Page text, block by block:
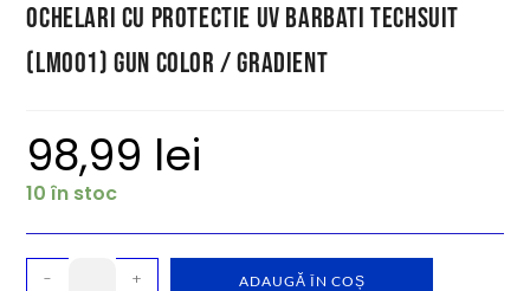
Ochelari cu Protectie UV Barbati Techsuit
(LM001) Gun Color / Gradient
98,99 lei
10 în stoc
- + ADAUGĂ ÎN COȘ